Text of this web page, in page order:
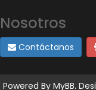
Nosotros
Contáctanos
Powered By MyBB.